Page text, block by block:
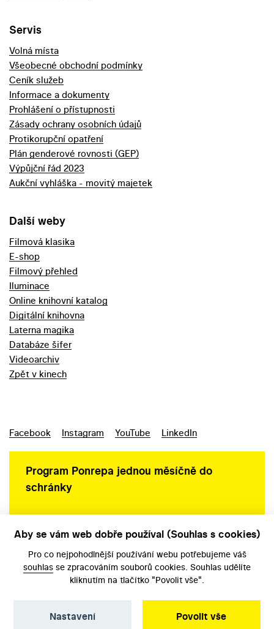
Servis
Volná místa
Všeobecné obchodní podmínky
Ceník služeb
Informace a dokumenty
Prohlášení o přístupnosti
Zásady ochrany osobních údajů
Protikorupční opatření
Plán genderové rovnosti (GEP)
Výpůjční řád 2023
Aukční vyhláška - movitý majetek
Další weby
Filmová klasika
E-shop
Filmový přehled
Iluminace
Online knihovní katalog
Digitální knihovna
Laterna magika
Databáze šifer
Videoarchiv
Zpět v kinech
Facebook Instagram YouTube LinkedIn
Program Ponrepa jednou měsíčně do
schránky
Aby se vám web dobře používal (Souhlas s cookies)
Pro co nejpohodlnější používání webu potřebujeme váš
souhlas se zpracováním souborů cookies. Souhlas udělíte
kliknutím na tlačítko "Povolit vše".
Povolit vše
Nastavení